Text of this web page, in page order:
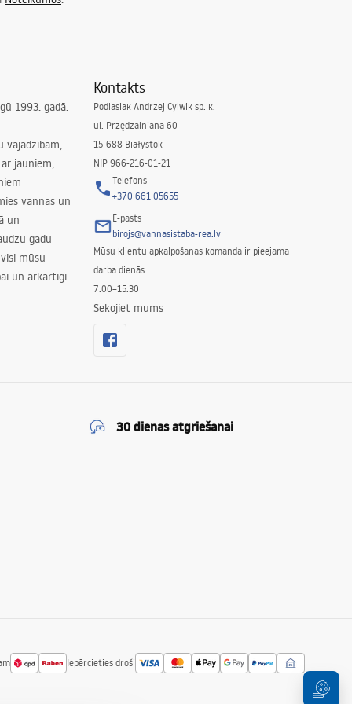
1993. gadā.
vajadzībām,
jauniem,
vannas un
un
gadu
mūsu
un ārkārtīgi
Kontakts
Podlasiak Andrzej Cylwik sp. k.
ul. Przędzalniana 60
15-688 Białystok
NIP 966-216-01-21
Telefons
+370 661 05655
E-pasts
birojs@vannasistaba-rea.lv
Mūsu klientu apkalpošanas komanda ir pieejama
darba dienās:
7:00–15:30
Sekojiet mums
30 dienas atgriešanai
Iepērcieties droši